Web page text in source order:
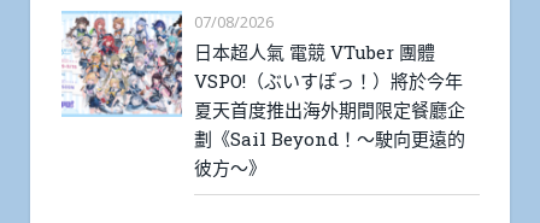
07/08/2026
日本超人氣 電競 VTuber 團體
VSPO!（ぶいすぽっ！）將於今年
夏天首度推出海外期間限定餐廳企
劃《Sail Beyond！～駛向更遠的
彼方～》